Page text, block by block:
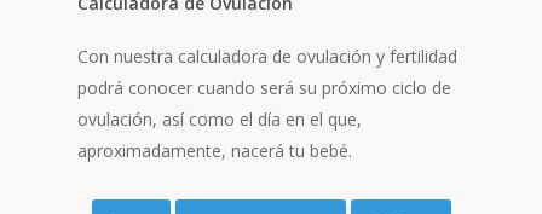
Con nuestra calculadora de ovulación y fertilidad
podrá conocer cuando será su próximo ciclo de
ovulación, así como el día en el que,
aproximadamente, nacerá tu bebé.